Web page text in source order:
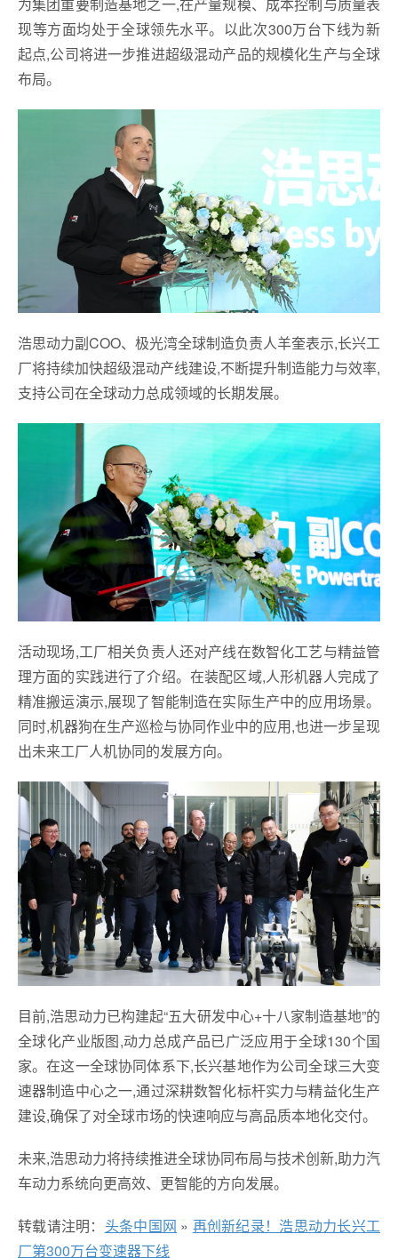
为集团重要制造基地之一,在产量规模、成本控制与质量表
现等方面均处于全球领先水平。以此次300万台下线为新
起点,公司将进一步推进超级混动产品的规模化生产与全球
布局。
浩思动力副COO、极光湾全球制造负责人羊奎表示,长兴工
厂将持续加快超级混动产线建设,不断提升制造能力与效率,
支持公司在全球动力总成领域的长期发展。
活动现场,工厂相关负责人还对产线在数智化工艺与精益管
理方面的实践进行了介绍。在装配区域,人形机器人完成了
精准搬运演示,展现了智能制造在实际生产中的应用场景。
同时,机器狗在生产巡检与协同作业中的应用,也进一步呈现
出未来工厂人机协同的发展方向。
目前,浩思动力已构建起“五大研发中心+十八家制造基地”的
全球化产业版图,动力总成产品已广泛应用于全球130个国
家。在这一全球协同体系下,长兴基地作为公司全球三大变
速器制造中心之一,通过深耕数智化标杆实力与精益化生产
建设,确保了对全球市场的快速响应与高品质本地化交付。
未来,浩思动力将持续推进全球协同布局与技术创新,助力汽
车动力系统向更高效、更智能的方向发展。
转载请注明： 头条中国网 » 再创新纪录！浩思动力长兴工
厂第300万台变速器下线